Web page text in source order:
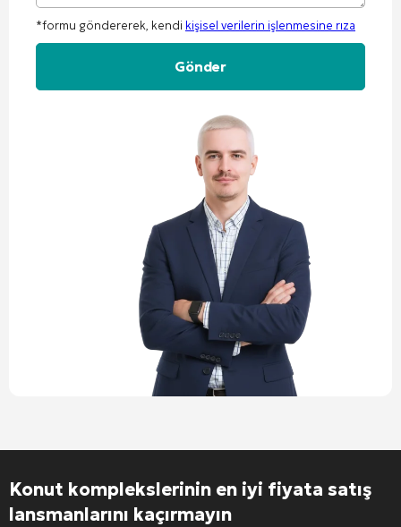
*formu göndererek, kendi kişisel verilerin işlenmesine rıza
Konut komplekslerinin en iyi fiyata satış
lansmanlarını kaçırmayın